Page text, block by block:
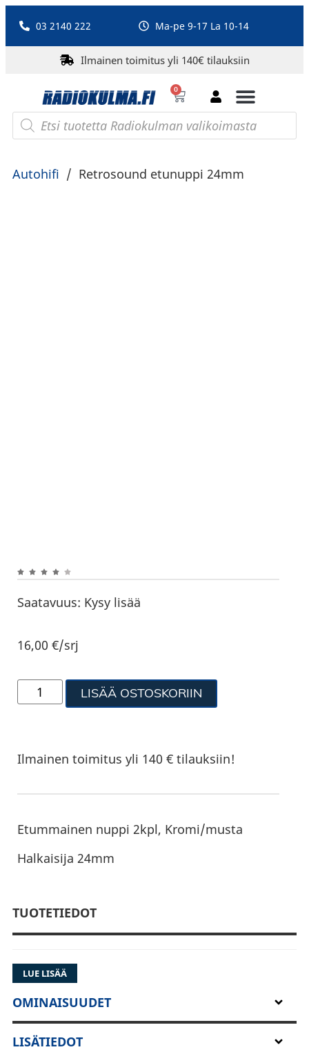
03 2140 222 Ma-pe 9-17 La 10-14
Ilmainen toimitus yli 140€ tilauksiin
0
Autohifi / Retrosound etunuppi 24mm
Saatavuus: Kysy lisää
16,00€/srj
LISÄÄ OSTOSKORIIN
Ilmainen toimitus yli 140 € tilauksiin!
Etummainen nuppi 2kpl, Kromi/musta
Halkaisija 24mm
TUOTETIEDOT
LUE LISÄÄ
OMINAISUUDET
LISÄTIEDOT